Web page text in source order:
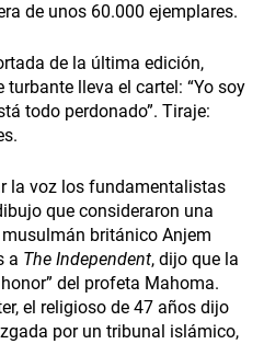
de unos 60.000 ejemplares.
de la última edición,
lleva el cartel: “Yo soy
todo perdonado”. Tiraje:
la voz los fundamentalistas
que consideraron una
británico Anjem
a The Independent, dijo que la
del profeta Mahoma.
el religioso de 47 años dijo
por un tribunal islámico,